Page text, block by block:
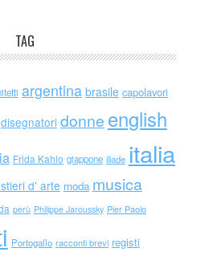
TAG
argentina brasile capolavori
disegnatori donne english
Frida Kahlo giappone iliade italia
d' arte moda musica
perù Philippe Jaroussky Pier Paolo
Portogallo racconti brevi registi